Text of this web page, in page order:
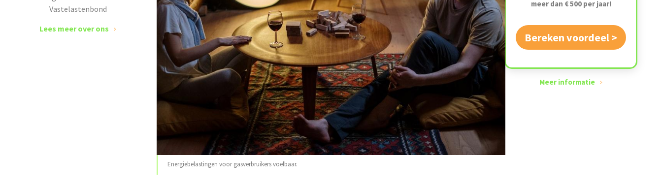
Vastelastenbond
Lees meer over ons
meer dan € 500 per jaar!
Bereken voordeel >
Meer informatie
Energiebelastingen voor gasverbruikers voelbaar.